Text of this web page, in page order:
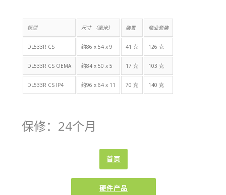
模型 尺寸 （毫米） 装置 商业套装
DL533R CS 约86 x 54 x 9 41 克 126 克
DL533R CS OEMA 约84 x 50 x 5 17 克 103 克
DL533R CS IP4 约96 x 64 x 11 70 克 140 克
保修：24个月
首页
硬件产品